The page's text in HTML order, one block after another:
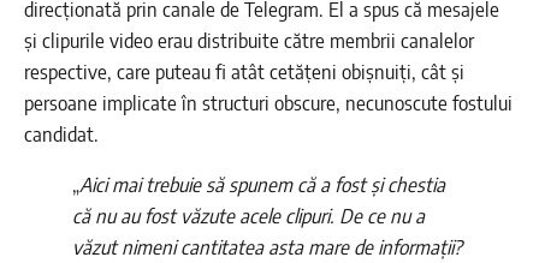
direcționată prin canale de Telegram. El a spus că mesajele
și clipurile video erau distribuite către membrii canalelor
respective, care puteau fi atât cetățeni obișnuiți, cât și
persoane implicate în structuri obscure, necunoscute fostului
candidat.
„Aici mai trebuie să spunem că a fost și chestia
că nu au fost văzute acele clipuri. De ce nu a
văzut nimeni cantitatea asta mare de informații?